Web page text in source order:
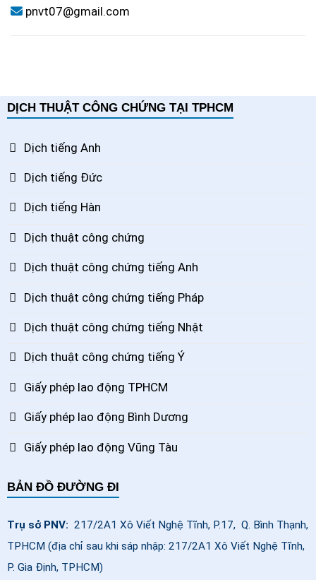
pnvt07@gmail.com
DỊCH THUẬT CÔNG CHỨNG TẠI TPHCM
Dịch tiếng Anh
Dịch tiếng Đức
Dịch tiếng Hàn
Dịch thuật công chứng
Dịch thuật công chứng tiếng Anh
Dịch thuật công chứng tiếng Pháp
Dịch thuật công chứng tiếng Nhật
Dịch thuật công chứng tiếng Ý
Giấy phép lao động TPHCM
Giấy phép lao động Bình Dương
Giấy phép lao động Vũng Tàu
BẢN ĐỒ ĐƯỜNG ĐI
Trụ sở PNV: 217/2A1 Xô Viết Nghệ Tĩnh, P.17, Q. Bình Thạnh,
TPHCM (địa chỉ sau khi sáp nhập: 217/2A1 Xô Viết Nghệ Tĩnh,
P. Gia Định, TPHCM)